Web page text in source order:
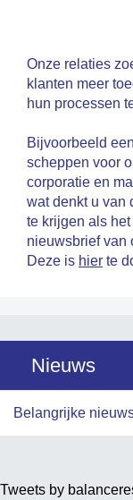
Onze relaties
klanten meer
hun processen
Bijvoorbeeld
scheppen voor
corporatie en
wat denkt u van
te krijgen als
nieuwsbrief van
Deze is hier te
Nieuws
Belangrijke
Tweets by